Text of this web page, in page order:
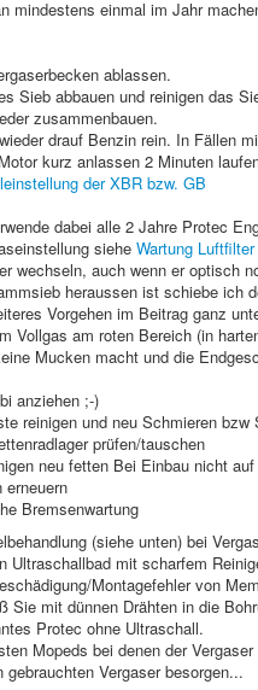
mindestens einmal im Jahr
ablassen.
Sieb abbauen und reinigen das
zusammenbauen.
drauf Benzin rein. In Fällen
kurz anlassen 2 Minuten
der XBR bzw. GB
dabei alle 2 Jahre Protec
siehe Wartung Luftfilter
wechseln, auch wenn er optisch
heraussen ist schiebe ich
Vorgehen im Beitrag ganz
Vollgas am roten Bereich (in
Mucken macht und die
anziehen ;-)
reinigen und neu Schmieren bzw
prüfen/tauschen
neu fetten Bei Einbau nicht
erneuern
Bremsenwartung
(siehe unten) bei
Ultraschallbad mit scharfem
Montagefehler von
Sie mit dünnen Drähten in die
Protec ohne Ultraschall.
Mopeds bei denen der
Vergaser besorgen...